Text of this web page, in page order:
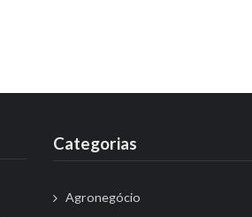
Categorias
Agronegócio